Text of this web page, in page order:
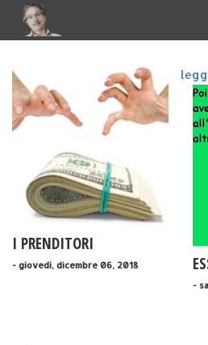
I PRENDITORI
- giovedì, dicembre 06, 2018
-